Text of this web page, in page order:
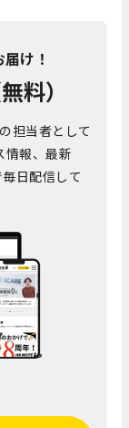
け！
料）
担当者として
情報、最新
日配信して